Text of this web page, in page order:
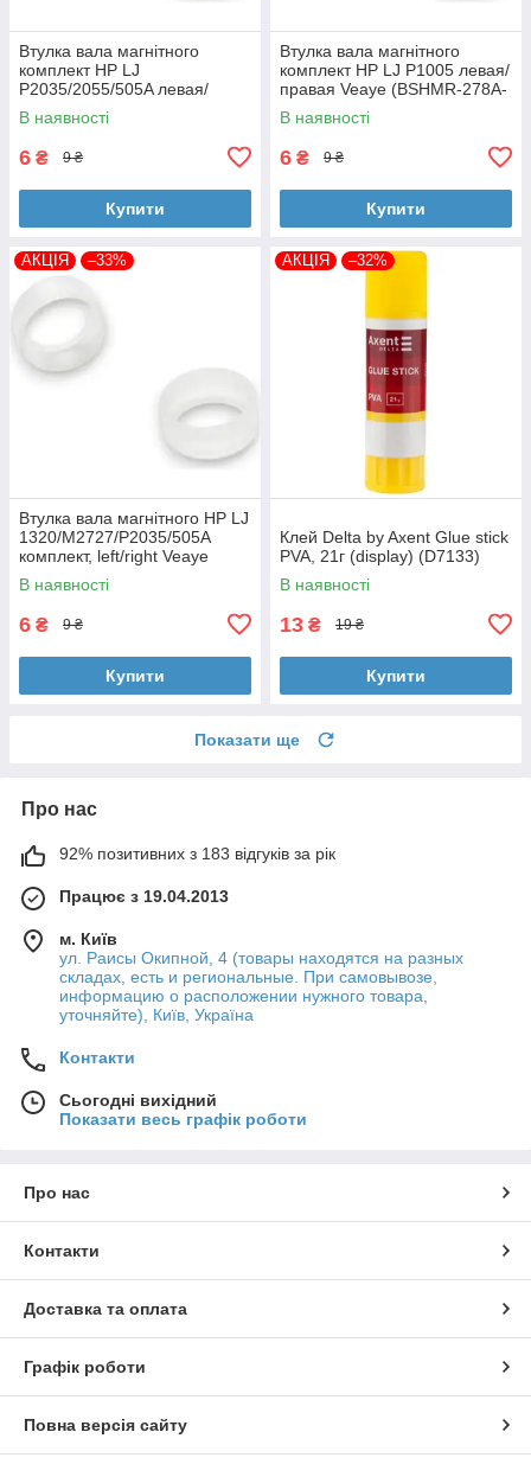
Втулка вала магнітного
комплект HP LJ
P2035/2055/505A левая/
правая Veaye (BSHMR-505A-
VE)
В наявності
6 ₴ 9 ₴
Купити
Втулка вала магнітного
комплект HP LJ P1005 левая/
правая Veaye (BSHMR-278A-
VE)
В наявності
6 ₴ 9 ₴
Купити
АКЦІЯ –33%
Втулка вала магнітного HP LJ
1320/M2727/P2035/505A
комплект, left/right Veaye
(BSHMR-505U-VE)
В наявності
6 ₴ 9 ₴
Купити
АКЦІЯ –32%
Клей Delta by Axent Glue stick
PVA, 21г (display) (D7133)
В наявності
13 ₴ 19 ₴
Купити
Показати ще
Про нас
92% позитивних з 183 відгуків за рік
Працює з 19.04.2013
м. Київ
ул. Раисы Окипной, 4 (товары находятся на разных
складах, есть и региональные. При самовывозе,
информацию о расположении нужного товара,
уточняйте), Київ, Україна
Контакти
Сьогодні вихідний
Показати весь графік роботи
Про нас
Контакти
Доставка та оплата
Графік роботи
Повна версія сайту